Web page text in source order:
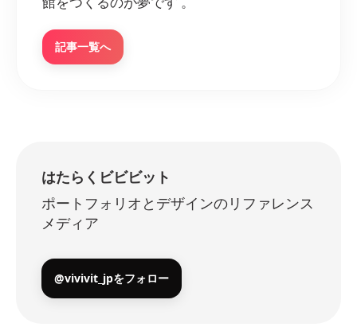
記事一覧へ
はたらくビビビット
ポートフォリオとデザインのリファレンス
メディア
@vivivit_jpをフォロー